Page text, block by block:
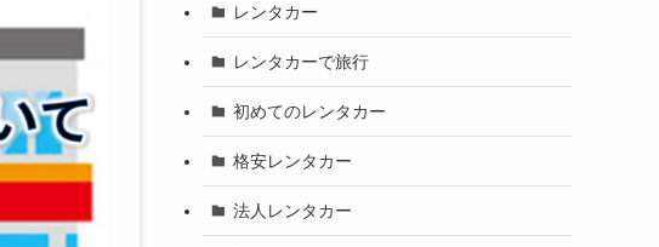
レンタカー
レンタカーで旅行
初めてのレンタカー
格安レンタカー
法人レンタカー